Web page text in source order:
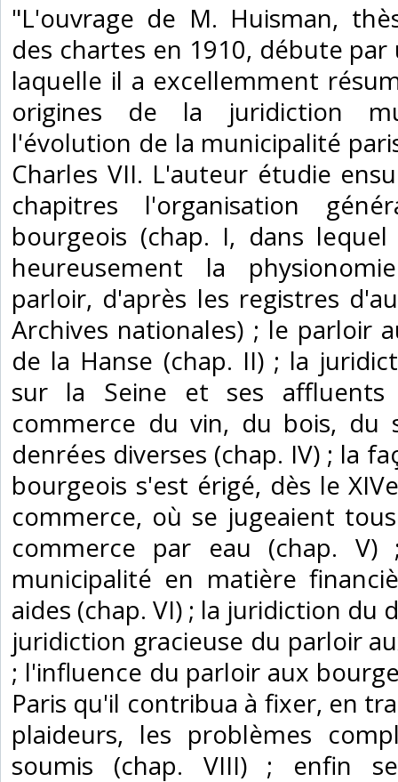
‎"L'ouvrage de M. Huisman,
des chartes en 1910, débute
laquelle il a excellemment
origines de la juridiction
l'évolution de la municipalité
Charles VII. L'auteur étudie
chapitres l'organisation
bourgeois (chap. I, dans
heureusement la
parloir, d'après les registres
Archives nationales) ; le parloir
de la Hanse (chap. II) ; la
sur la Seine et ses
commerce du vin, du bois, du
denrées diverses (chap. IV) ; la
bourgeois s'est érigé, dès le
commerce, où se jugeaient
commerce par eau (chap.
municipalité en matière
aides (chap. VI) ; la juridiction du
juridiction gracieuse du parloir
; l'influence du parloir aux
Paris qu'il contribua à fixer, en
plaideurs, les problèmes
soumis (chap. VIII) ; enfin